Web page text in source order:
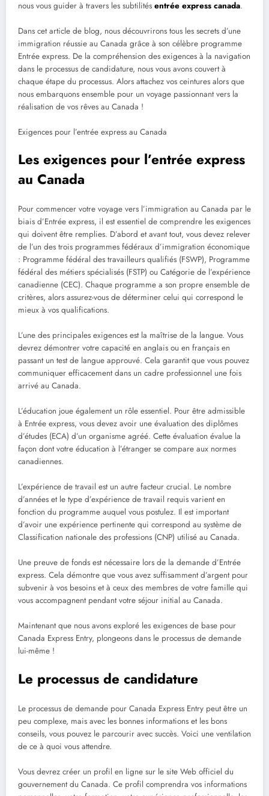
nous vous guider à travers les subtilités entrée express canada.
Dans cet article de blog, nous découvrirons tous les secrets d’une
immigration réussie au Canada grâce à son célèbre programme
Entrée express. De la compréhension des exigences à la navigation
dans le processus de candidature, nous vous avons couvert à
chaque étape du processus. Alors attachez vos ceintures alors que
nous embarquons ensemble pour un voyage passionnant vers la
réalisation de vos rêves au Canada !
Exigences pour l’entrée express au Canada
Les exigences pour l’entrée express
au Canada
Pour commencer votre voyage vers l’immigration au Canada par le
biais d’Entrée express, il est essentiel de comprendre les exigences
qui doivent être remplies. D’abord et avant tout, vous devez relever
de l’un des trois programmes fédéraux d’immigration économique
: Programme fédéral des travailleurs qualifiés (FSWP), Programme
fédéral des métiers spécialisés (FSTP) ou Catégorie de l’expérience
canadienne (CEC). Chaque programme a son propre ensemble de
critères, alors assurez-vous de déterminer celui qui correspond le
mieux à vos qualifications.
L’une des principales exigences est la maîtrise de la langue. Vous
devrez démontrer votre capacité en anglais ou en français en
passant un test de langue approuvé. Cela garantit que vous pouvez
communiquer efficacement dans un cadre professionnel une fois
arrivé au Canada.
L’éducation joue également un rôle essentiel. Pour être admissible
à Entrée express, vous devez avoir une évaluation des diplômes
d’études (ECA) d’un organisme agréé. Cette évaluation évalue la
façon dont votre éducation à l’étranger se compare aux normes
canadiennes.
L’expérience de travail est un autre facteur crucial. Le nombre
d’années et le type d’expérience de travail requis varient en
fonction du programme auquel vous postulez. Il est important
d’avoir une expérience pertinente qui correspond au système de
Classification nationale des professions (CNP) utilisé au Canada.
Une preuve de fonds est nécessaire lors de la demande d’Entrée
express. Cela démontre que vous avez suffisamment d’argent pour
subvenir à vos besoins et à ceux des membres de votre famille qui
vous accompagnent pendant votre séjour initial au Canada.
Maintenant que nous avons exploré les exigences de base pour
Canada Express Entry, plongeons dans le processus de demande
lui-même !
Le processus de candidature
Le processus de demande pour Canada Express Entry peut être un
peu complexe, mais avec les bonnes informations et les bons
conseils, vous pouvez le parcourir avec succès. Voici une ventilation
de ce à quoi vous attendre.
Vous devrez créer un profil en ligne sur le site Web officiel du
gouvernement du Canada. Ce profil comprendra vos informations